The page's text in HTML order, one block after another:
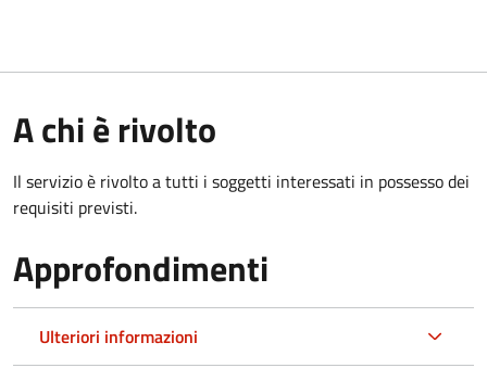
A chi è rivolto
Il servizio è rivolto a tutti i soggetti interessati in possesso dei
requisiti previsti.
Approfondimenti
Ulteriori informazioni